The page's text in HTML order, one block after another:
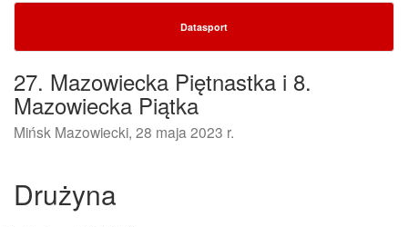
Datasport
27. Mazowiecka Piętnastka i 8.
Mazowiecka Piątka
Mińsk Mazowiecki, 28 maja 2023 r.
Drużyna